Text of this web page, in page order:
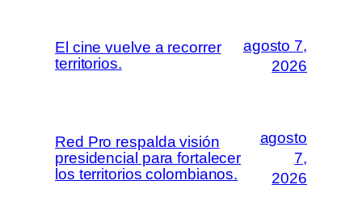
El cine vuelve a recorrer
territorios.
agosto 7,
2026
Red Pro respalda visión
presidencial para fortalecer
los territorios colombianos.
agosto
7,
2026